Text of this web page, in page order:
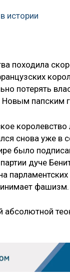
истории
походила
потерять
папским
снова уже
было
дуче
фашизм.
абсолютной